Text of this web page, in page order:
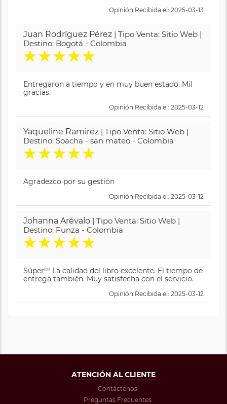
Opinión Recibida el: 2025-03-13
Juan Rodríguez Pérez | Tipo Venta: Sitio Web |
Destino: Bogotá - Colombia
★★★★★
Entregaron a tiempo y en muy buen estado. Mil
gracias.
Opinión Recibida el: 2025-03-12
Yaqueline Ramirez | Tipo Venta: Sitio Web |
Destino: Soacha - san mateo - Colombia
★★★★★
Agradezco por su gestión
Opinión Recibida el: 2025-03-12
Johanna Arévalo | Tipo Venta: Sitio Web |
Destino: Funza - Colombia
★★★★★
Súper!!! La calidad del libro excelente. El tiempo de
entrega también. Muy satisfecha con el servicio.
Opinión Recibida el: 2025-03-12
ATENCIÓN AL CLIENTE
Contáctenos
Preguntas Frecuentes